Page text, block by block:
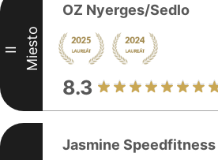
II Miesto
OZ Nyerges/Sedlo
8.3
Jasmine